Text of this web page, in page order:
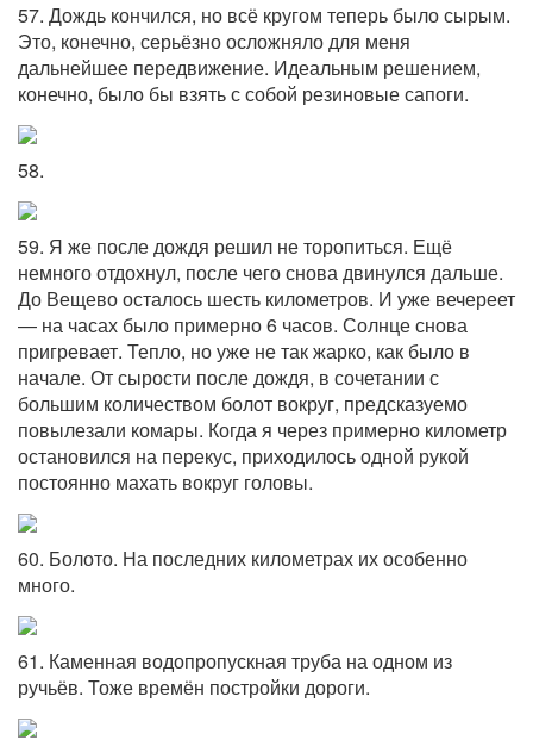
57. Дождь кончился, но всё кругом теперь было сырым.
Это, конечно, серьёзно осложняло для меня
дальнейшее передвижение. Идеальным решением,
конечно, было бы взять с собой резиновые сапоги.
58.
59. Я же после дождя решил не торопиться. Ещё
немного отдохнул, после чего снова двинулся дальше.
До Вещево осталось шесть километров. И уже вечереет
— на часах было примерно 6 часов. Солнце снова
пригревает. Тепло, но уже не так жарко, как было в
начале. От сырости после дождя, в сочетании с
большим количеством болот вокруг, предсказуемо
повылезали комары. Когда я через примерно километр
остановился на перекус, приходилось одной рукой
постоянно махать вокруг головы.
60. Болото. На последних километрах их особенно
много.
61. Каменная водопропускная труба на одном из
ручьёв. Тоже времён постройки дороги.